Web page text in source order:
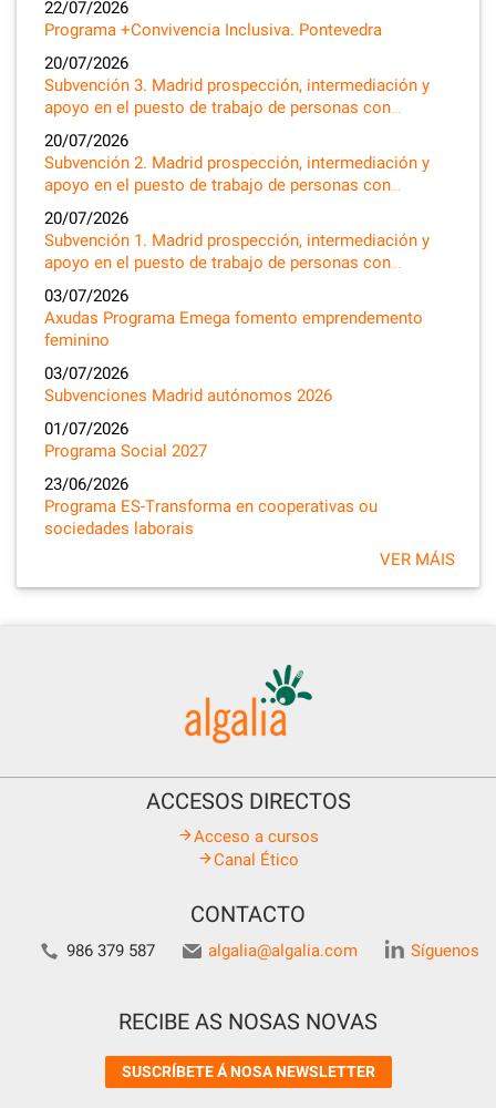
22/07/2026
Programa +Convivencia Inclusiva. Pontevedra
20/07/2026
Subvención 3. Madrid prospección, intermediación y
apoyo en el puesto de trabajo de personas con…
20/07/2026
Subvención 2. Madrid prospección, intermediación y
apoyo en el puesto de trabajo de personas con…
20/07/2026
Subvención 1. Madrid prospección, intermediación y
apoyo en el puesto de trabajo de personas con…
03/07/2026
Axudas Programa Emega fomento emprendemento
feminino
03/07/2026
Subvenciones Madrid autónomos 2026
01/07/2026
Programa Social 2027
23/06/2026
Programa ES-Transforma en cooperativas ou
sociedades laborais
VER MÁIS
ACCESOS DIRECTOS
Acceso a cursos
Canal Ético
CONTACTO
986 379 587 algalia@algalia.com Síguenos
RECIBE AS NOSAS NOVAS
SUSCRÍBETE Á NOSA NEWSLETTER